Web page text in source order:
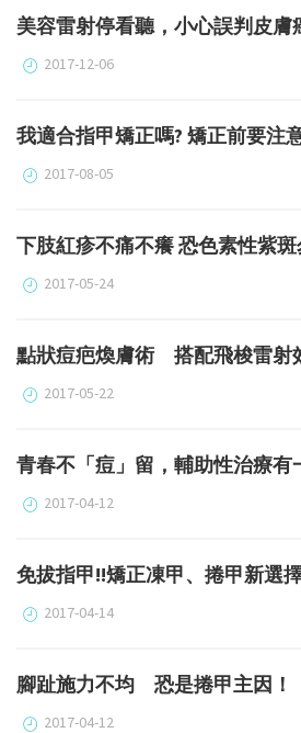
美容雷射停看聽，小心誤判皮膚
2017-12-06
我適合指甲矯正嗎? 矯正前要注
2017-08-05
下肢紅疹不痛不癢 恐色素性紫
2017-05-24
點狀痘疤煥膚術 搭配飛梭雷射
2017-05-22
青春不「痘」留，輔助性治療有
2017-04-12
免拔指甲!!矯正凍甲、捲甲新選
2017-04-14
腳趾施力不均 恐是捲甲主因！
2017-04-12